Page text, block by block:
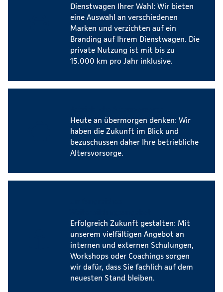
Dienstwagen Ihrer Wahl: Wir bieten
eine Auswahl an verschiedenen
Marken und verzichten auf ein
Branding auf Ihrem Dienstwagen. Die
private Nutzung ist mit bis zu
15.000 km pro Jahr inklusive.
Heute an übermorgen denken: Wir
haben die Zukunft im Blick und
bezuschussen daher Ihre betriebliche
Altersvorsorge.
Erfolgreich Zukunft gestalten: Mit
unserem vielfältigen Angebot an
internen und externen Schulungen,
Workshops oder Coachings sorgen
wir dafür, dass Sie fachlich auf dem
neuesten Stand bleiben.